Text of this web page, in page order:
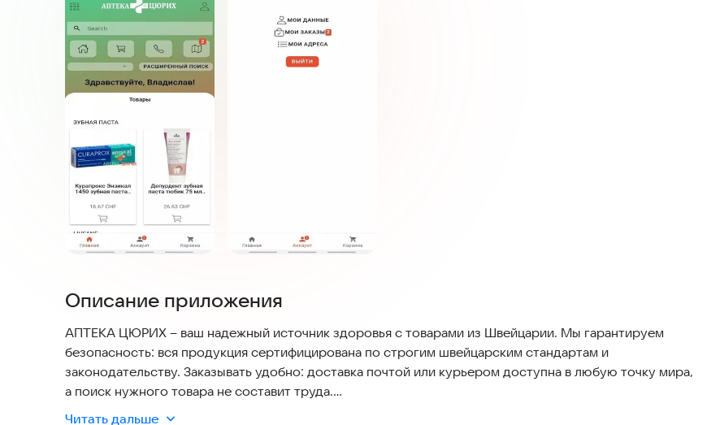
Описание приложения
АПТЕКА ЦЮРИХ – ваш надежный источник здоровья с товарами из Швейцарии. Мы гарантируем
безопасность: вся продукция сертифицирована по строгим швейцарским стандартам и
законодательству. Заказывать удобно: доставка почтой или курьером доступна в любую точку мира,
а поиск нужного товара не составит труда.
Читать дальше